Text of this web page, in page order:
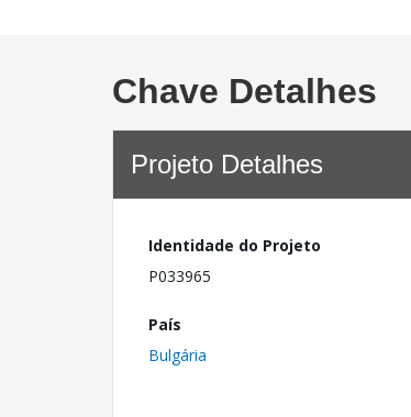
Chave Detalhes
Projeto Detalhes
Identidade do Projeto
P033965
País
Bulgária